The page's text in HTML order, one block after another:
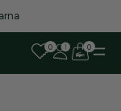
να υπάρξει μικρή
την υπομονή σας!
0 0